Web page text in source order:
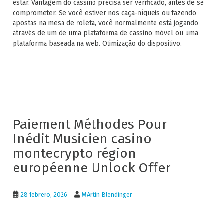
estar. Vantagem do cassino precisa ser verificado, antes de se
comprometer. Se você estiver nos caça-níqueis ou fazendo
apostas na mesa de roleta, você normalmente está jogando
através de um de uma plataforma de cassino móvel ou uma
plataforma baseada na web. Otimização do dispositivo.
Paiement Méthodes Pour
Inédit Musicien casino
montecrypto région
européenne Unlock Offer
28 febrero, 2026 MArtin Blendinger